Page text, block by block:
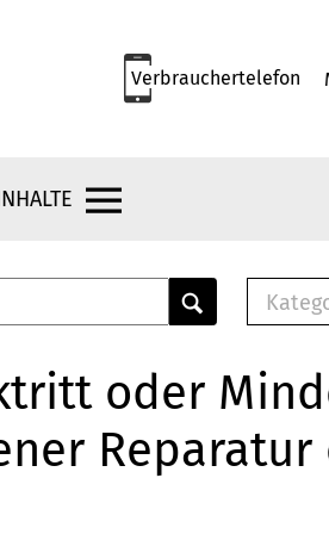
Verbrauchertelefon
E-
oder
Reparatur